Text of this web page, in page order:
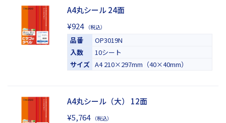
A4丸シール 24面
¥924 （税込）
品番
OP3019N
入数
10シート
サイズ A4 210×297mm（40×40mm）
A4丸シール（大） 12面
¥5,764 （税込）